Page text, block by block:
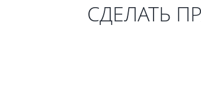
СДЕЛАТЬ